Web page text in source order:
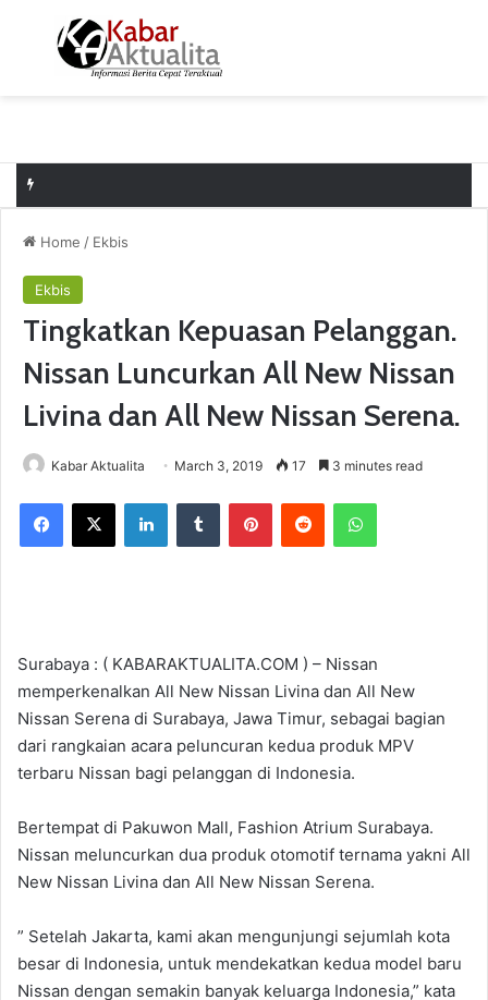
Menu
Home / Ekbis
Ekbis
Tingkatkan Kepuasan Pelanggan.
Nissan Luncurkan All New Nissan
Livina dan All New Nissan Serena.
Kabar Aktualita March 3, 2019 17 3 minutes read
Surabaya : ( KABARAKTUALITA.COM ) – Nissan
memperkenalkan All New Nissan Livina dan All New
Nissan Serena di Surabaya, Jawa Timur, sebagai bagian
dari rangkaian acara peluncuran kedua produk MPV
terbaru Nissan bagi pelanggan di Indonesia.
Bertempat di Pakuwon Mall, Fashion Atrium Surabaya.
Nissan meluncurkan dua produk otomotif ternama yakni All
New Nissan Livina dan All New Nissan Serena.
” Setelah Jakarta, kami akan mengunjungi sejumlah kota
besar di Indonesia, untuk mendekatkan kedua model baru
Nissan dengan semakin banyak keluarga Indonesia,” kata